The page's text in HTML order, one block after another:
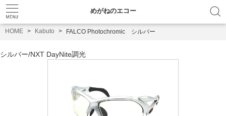
めがねのエコー
HOME Kabuto FALCO Photochromic シルバー
シルバー/NXT DayNite調光